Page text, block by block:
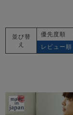
マタニティ
パジャマ
体型別におすすめパジ
上着単品
お支払い・送料・配送
について
並び替
え
優先度順
レビュー順